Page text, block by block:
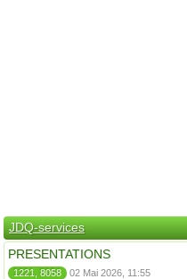
JDQ-services
PRESENTATIONS
1221, 8058 02 Mai 2026, 11:55